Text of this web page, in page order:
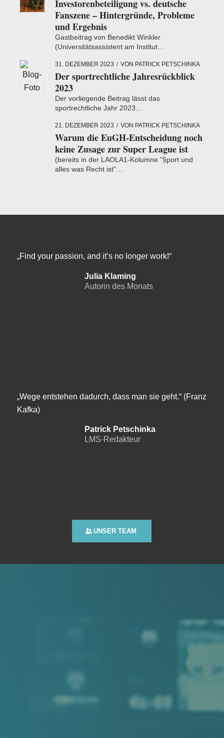
Investorenbeteiligung vs. deutsche
Fanszene – Hintergründe, Probleme
und Ergebnis
Gastbeitrag von Benedikt Winkler
(Universitätsassistent am Institut…
31. DEZEMBER 2023 / VON PATRICK PETSCHINKA
Der sportrechtliche Jahresrückblick
2023
Der vorliegende Beitrag lässt das
sportrechtliche Jahr 2023…
21. DEZEMBER 2023 / VON PATRICK PETSCHINKA
Warum die EuGH-Entscheidung noch
keine Zusage zur Super League ist
(bereits in der LAOLA1-Kolumne "§port und
alles was Recht ist"…
„Find your passion, and it’s no longer work!“
Julia Klaming
Autorin des Monats
„Wege entstehen dadurch, dass man sie geht.“ (Franz
Kafka)
Patrick Petschinka
LMS-Redakteur
UNSER TEAM